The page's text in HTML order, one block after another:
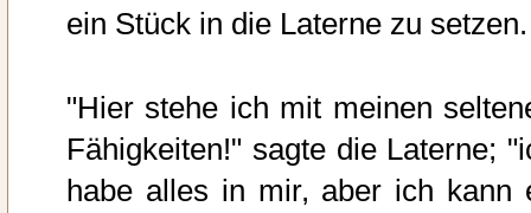
ein Stück in die Laterne zu setzen.
"Hier stehe ich mit meinen
Fähigkeiten!" sagte die Laterne;
habe alles in mir, aber ich kann